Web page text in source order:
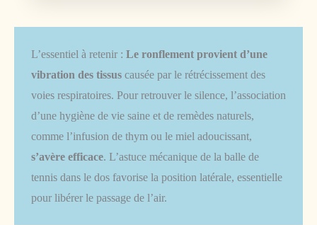
L’essentiel à retenir : Le ronflement provient d’une
vibration des tissus causée par le rétrécissement des
voies respiratoires. Pour retrouver le silence, l’association
d’une hygiène de vie saine et de remèdes naturels,
comme l’infusion de thym ou le miel adoucissant,
s’avère efficace. L’astuce mécanique de la balle de
tennis dans le dos favorise la position latérale, essentielle
pour libérer le passage de l’air.